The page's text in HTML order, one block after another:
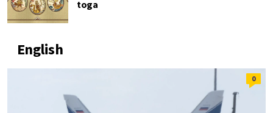
toga
English
0